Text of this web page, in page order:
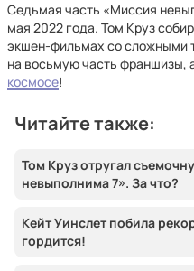
Седьмая часть «Миссия
мая 2022 года. Том Круз
экшен-фильмах со сложными
на восьмую часть франшизы,
космосе!
Читайте также:
Том Круз отругал
невыполнима 7». За что?
Кейт Уинслет побила
гордится!